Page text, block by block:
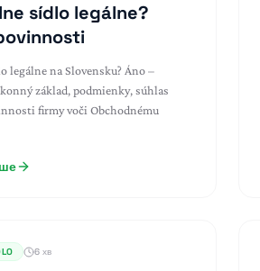
sídlo legálne?
legálne na Slovensku? Áno –
základ, podmienky, súhlas
firmy voči Obchodnému
6 хв